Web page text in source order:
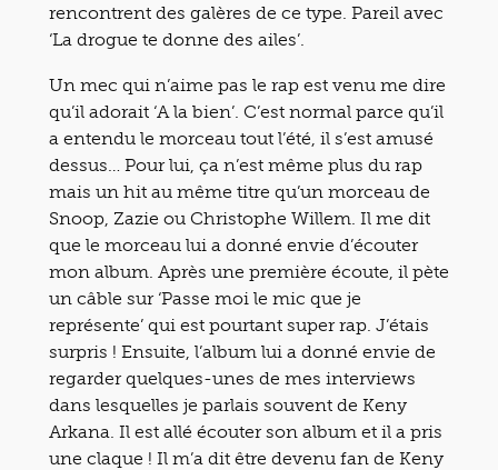
rencontrent des galères de ce type. Pareil avec
‘La drogue te donne des ailes’.
Un mec qui n’aime pas le rap est venu me dire
qu’il adorait ‘A la bien’. C’est normal parce qu’il
a entendu le morceau tout l’été, il s’est amusé
dessus… Pour lui, ça n’est même plus du rap
mais un hit au même titre qu’un morceau de
Snoop, Zazie ou Christophe Willem. Il me dit
que le morceau lui a donné envie d’écouter
mon album. Après une première écoute, il pète
un câble sur ‘Passe moi le mic que je
représente’ qui est pourtant super rap. J’étais
surpris ! Ensuite, l’album lui a donné envie de
regarder quelques-unes de mes interviews
dans lesquelles je parlais souvent de Keny
Arkana. Il est allé écouter son album et il a pris
une claque ! Il m’a dit être devenu fan de Keny